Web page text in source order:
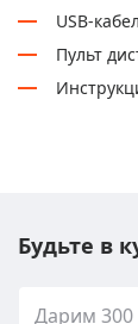
USB-
Пульт
Будьте в